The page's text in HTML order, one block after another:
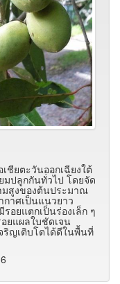
ชียตะวันออกเฉียงใต้
ปลูกกันทั่วไป โดยจัด
มสูงของต้นประมาณ
กาศเป็นแนวยาว
อยแตกเป็นร่องเล็ก ๆ
ยแผลใบชัดเจน
ริญเติบโตได้ดีในพื้นที่